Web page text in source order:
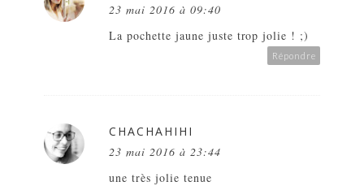
23 mai 2016 à 09:40
La pochette jaune juste trop jolie ! ;)
Répondre
CHACHAHIHI
23 mai 2016 à 23:44
une très jolie tenue